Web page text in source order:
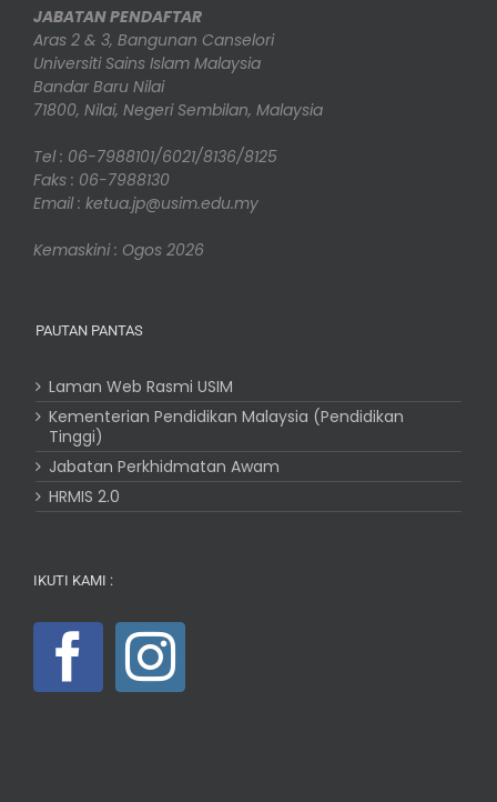
JABATAN PENDAFTAR
Aras 2 & 3, Bangunan Canselori
Universiti Sains Islam Malaysia
Bandar Baru Nilai
71800, Nilai, Negeri Sembilan, Malaysia
Tel : 06-7988101/6021/8136/8125
Faks : 06-7988130
Email : ketua.jp@usim.edu.my
Kemaskini : Ogos 2026
PAUTAN PANTAS
Laman Web Rasmi USIM
Kementerian Pendidikan Malaysia (Pendidikan
Tinggi)
Jabatan Perkhidmatan Awam
HRMIS 2.0
IKUTI KAMI :